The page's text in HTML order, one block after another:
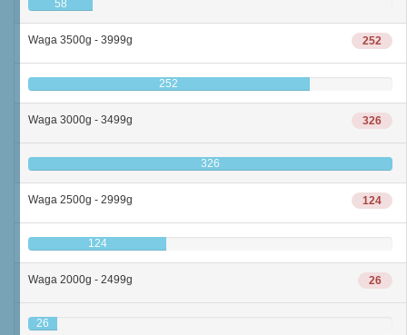
58
252
Waga 3500g - 3999g
252
326
Waga 3000g - 3499g
326
124
Waga 2500g - 2999g
124
26
Waga 2000g - 2499g
26